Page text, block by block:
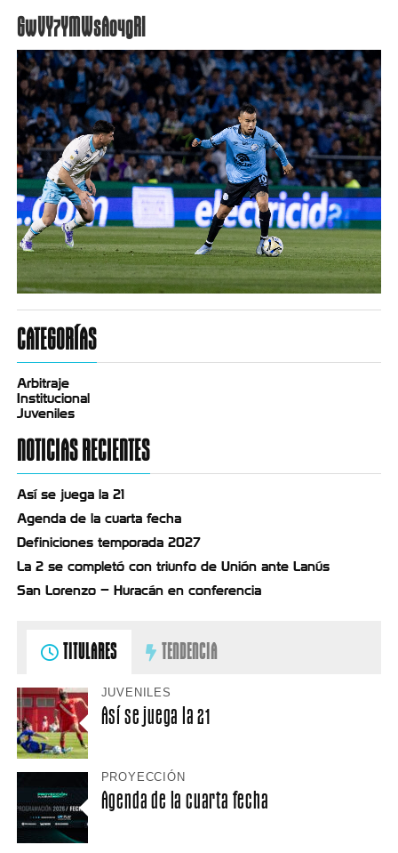
GwVY7YMWsA04gRl
CATEGORÍAS
Arbitraje
Institucional
Juveniles
NOTICIAS RECIENTES
Así se juega la 21
Agenda de la cuarta fecha
Definiciones temporada 2027
La 2 se completó con triunfo de Unión ante Lanús
San Lorenzo – Huracán en conferencia
TITULARES TENDENCIA
JUVENILES
Así se juega la 21
PROYECCIÓN
Agenda de la cuarta fecha